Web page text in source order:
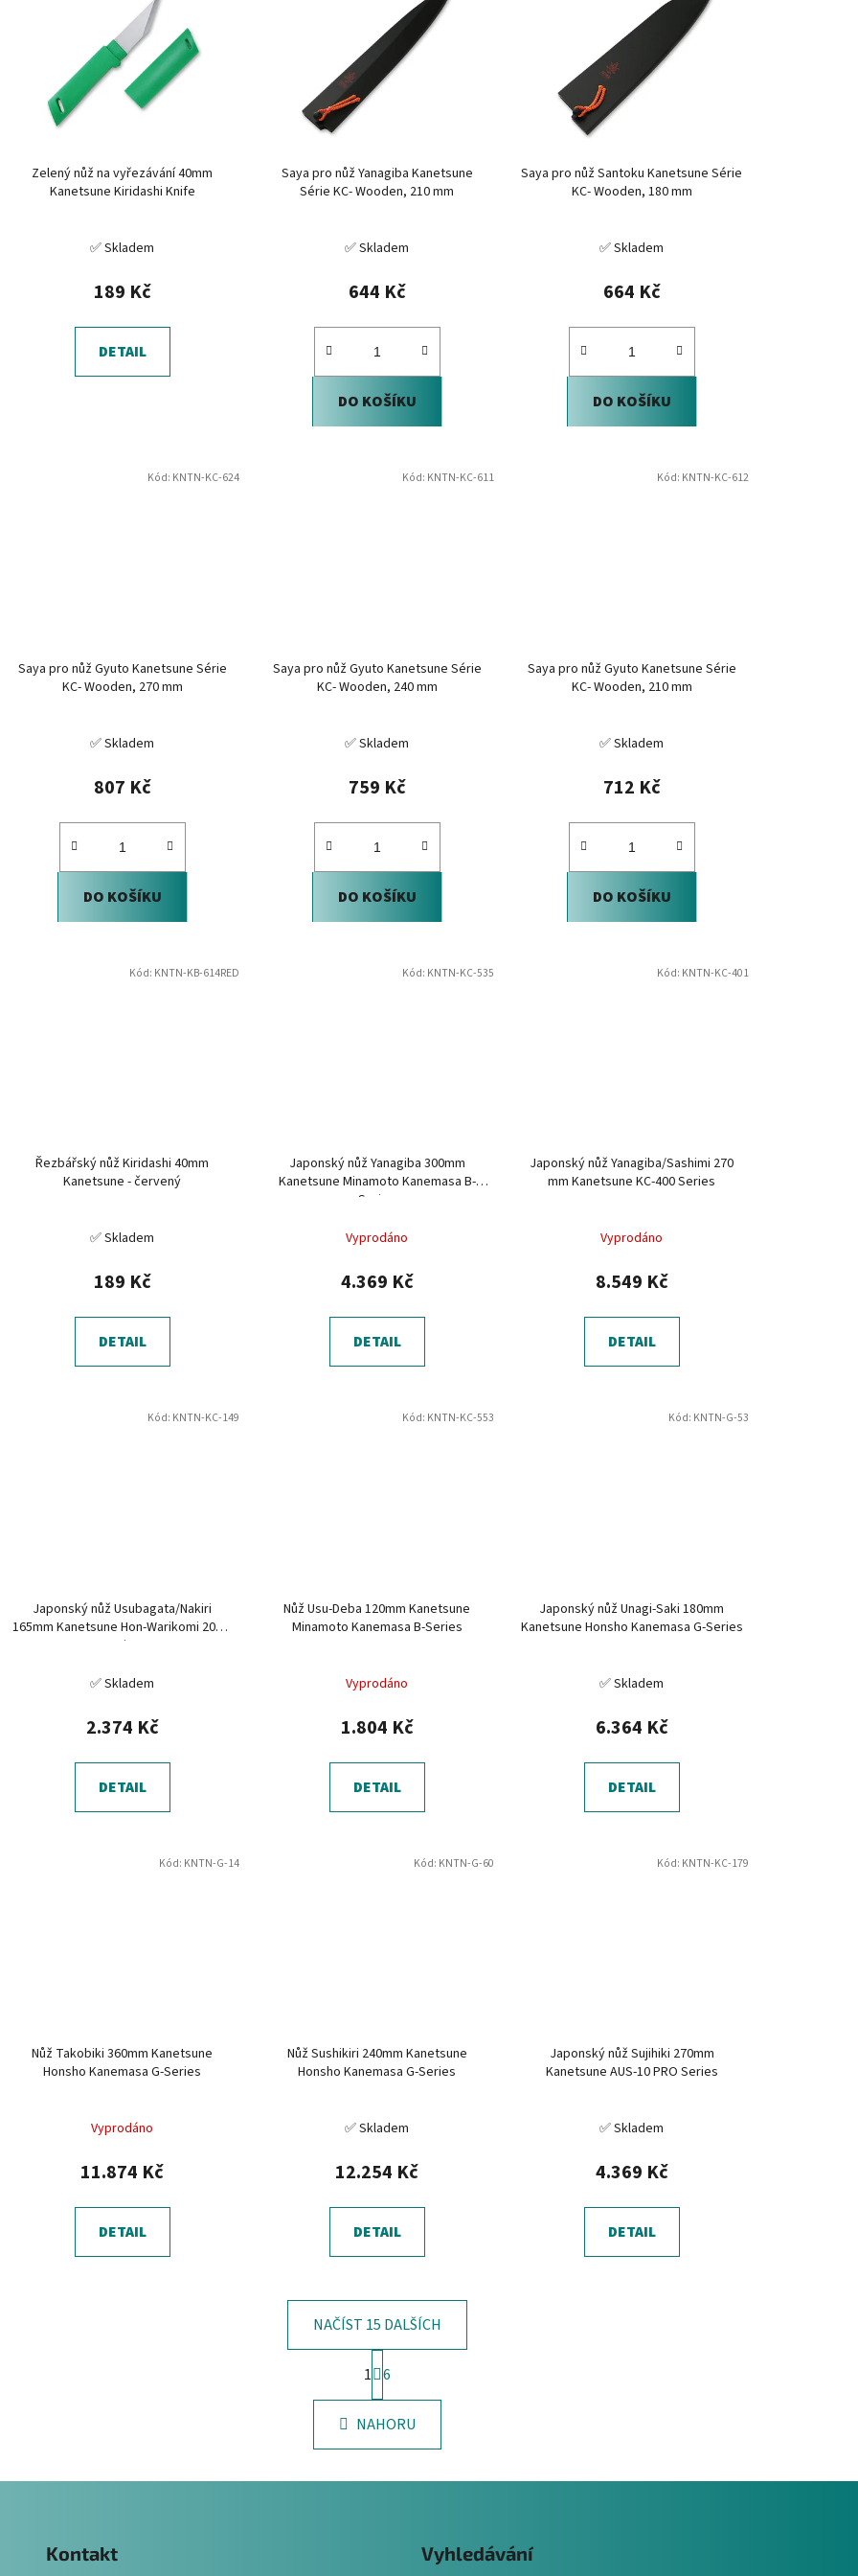
k
Zelený nůž na vyřezávání 40mm
Kanetsune Kiridashi Knife
✅ Skladem
189 Kč
DETAIL
Saya pro nůž Yanagiba Kanetsune
Série KC- Wooden, 210 mm
✅ Skladem
644 Kč
DO KOŠÍKU
Saya pro nůž Santoku Kanetsune Série
KC- Wooden, 180 mm
✅ Skladem
664 Kč
DO KOŠÍKU
Saya pro nůž Gyuto Kanetsune Série
KC- Wooden, 270 mm
✅ Skladem
807 Kč
DO KOŠÍKU
Kód: KNTN-KC-624
Saya pro nůž Gyuto Kanetsune Série
KC- Wooden, 240 mm
✅ Skladem
759 Kč
DO KOŠÍKU
Kód: KNTN-KC-611
Saya pro nůž Gyuto Kanetsune Série
KC- Wooden, 210 mm
✅ Skladem
712 Kč
DO KOŠÍKU
Kód: KNTN-KC-612
Řezbářský nůž Kiridashi 40mm
Kanetsune - červený
✅ Skladem
189 Kč
DETAIL
Kód: KNTN-KB-614RED
Japonský nůž Yanagiba 300mm
Kanetsune Minamoto Kanemasa B-
Series
Vyprodáno
4.369 Kč
DETAIL
Kód: KNTN-KC-535
Japonský nůž Yanagiba/Sashimi 270
mm Kanetsune KC-400 Series
Vyprodáno
8.549 Kč
DETAIL
Kód: KNTN-KC-401
Japonský nůž Usubagata/Nakiri
165mm Kanetsune Hon-Warikomi 2000-
series
✅ Skladem
2.374 Kč
DETAIL
Kód: KNTN-KC-149
Nůž Usu-Deba 120mm Kanetsune
Minamoto Kanemasa B-Series
Vyprodáno
1.804 Kč
DETAIL
Kód: KNTN-KC-553
Japonský nůž Unagi-Saki 180mm
Kanetsune Honsho Kanemasa G-Series
✅ Skladem
6.364 Kč
DETAIL
Kód: KNTN-G-53
Nůž Takobiki 360mm Kanetsune
Honsho Kanemasa G-Series
Vyprodáno
11.874 Kč
DETAIL
Kód: KNTN-G-14
Nůž Sushikiri 240mm Kanetsune
Honsho Kanemasa G-Series
✅ Skladem
12.254 Kč
DETAIL
Kód: KNTN-G-60
Japonský nůž Sujihiki 270mm
Kanetsune AUS-10 PRO Series
✅ Skladem
4.369 Kč
DETAIL
Kód: KNTN-KC-179
O
v
l
á
NAČÍST 15 DALŠÍCH
S
t
r
n
k
v
1 6
NAHORU
Kontakt Vyhledávání